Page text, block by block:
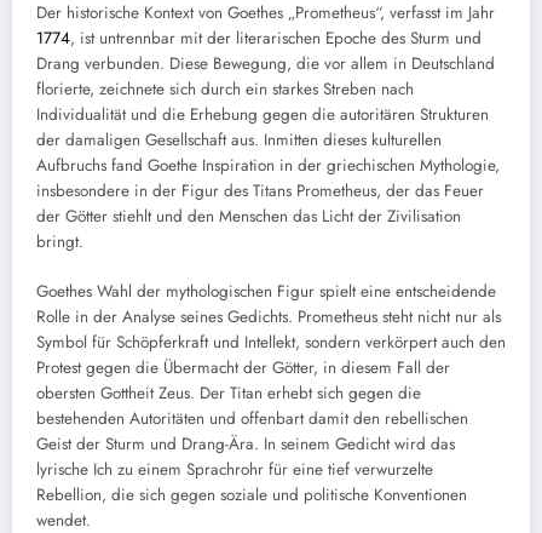
Der historische Kontext von Goethes „Prometheus“, verfasst im Jahr
1774, ist untrennbar mit der literarischen Epoche des Sturm und
Drang verbunden. Diese Bewegung, die vor allem in Deutschland
florierte, zeichnete sich durch ein starkes Streben nach
Individualität und die Erhebung gegen die autoritären Strukturen
der damaligen Gesellschaft aus. Inmitten dieses kulturellen
Aufbruchs fand Goethe Inspiration in der griechischen Mythologie,
insbesondere in der Figur des Titans Prometheus, der das Feuer
der Götter stiehlt und den Menschen das Licht der Zivilisation
bringt.
Goethes Wahl der mythologischen Figur spielt eine entscheidende
Rolle in der Analyse seines Gedichts. Prometheus steht nicht nur als
Symbol für Schöpferkraft und Intellekt, sondern verkörpert auch den
Protest gegen die Übermacht der Götter, in diesem Fall der
obersten Gottheit Zeus. Der Titan erhebt sich gegen die
bestehenden Autoritäten und offenbart damit den rebellischen
Geist der Sturm und Drang-Ära. In seinem Gedicht wird das
lyrische Ich zu einem Sprachrohr für eine tief verwurzelte
Rebellion, die sich gegen soziale und politische Konventionen
wendet.